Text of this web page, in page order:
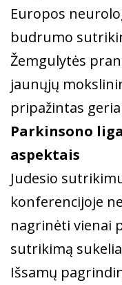
Europos
budrumo
Žemgulytės
jaunųjų
pripažintas
Parkinsono
aspektais
Judesio
konferencijoje
nagrinėti vienai
sutrikimą
Išsamų